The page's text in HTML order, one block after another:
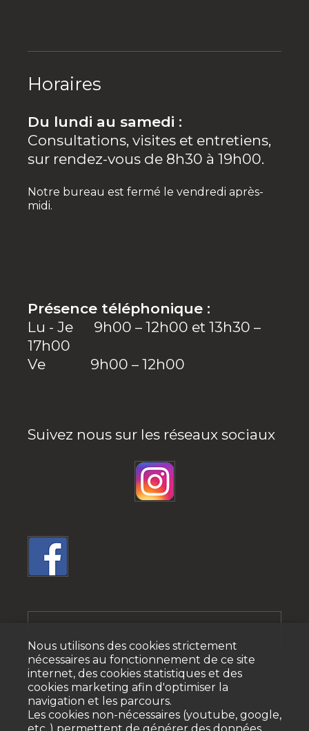
Horaires
Du lundi au samedi :
Consultations, visites et entretiens,
sur rendez-vous de 8h30 à 19h00.
Notre bureau est fermé le vendredi après-
midi.
Présence téléphonique :
Lu - Je 9h00 – 12h00 et 13h30 –
17h00
Ve 9h00 – 12h00
Suivez nous sur les réseaux sociaux
Nous utilisons des cookies strictement
nécessaires au fonctionnement de ce site
internet, des cookies statistiques et des
cookies marketing afin d'optimiser la
navigation et les parcours.
Les cookies non-nécessaires (youtube, google,